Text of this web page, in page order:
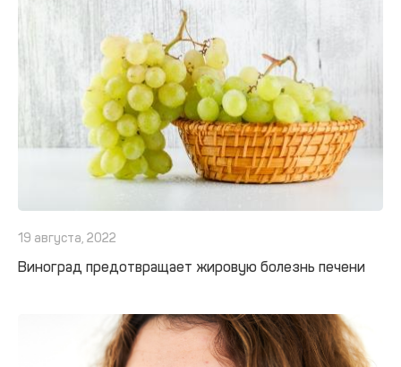
19 августа, 2022
Виноград предотвращает жировую болезнь печени